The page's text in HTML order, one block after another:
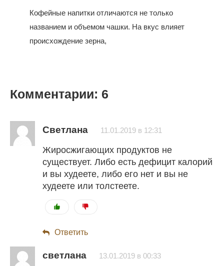
Кофейные напитки отличаются не только
названием и объемом чашки. На вкус влияет
происхождение зерна,
Комментарии: 6
Светлана 11.01.2019 в 12:31
Жиросжигающих продуктов не
существует. Либо есть дефицит калорий
и вы худеете, либо его нет и вы не
худеете или толстеете.
Ответить
светлана 13.01.2019 в 00:33